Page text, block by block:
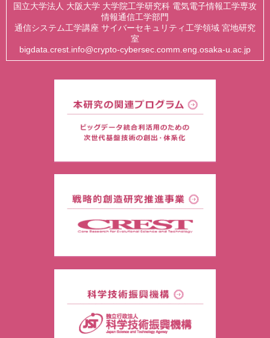
国立大学法人 大阪大学 大学院工学研究科 電気電子情報工学専攻
情報通信工学部門
通信システム工学講座 サイバーセキュリティ工学領域 宮地研究
室
bigdata.crest.info@crypto-cybersec.comm.eng.osaka-u.ac.jp
世代基盤技術の創出・体系化